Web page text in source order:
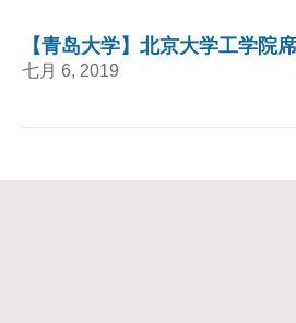
【青岛大学】北京大学工学院
七月 6, 2019